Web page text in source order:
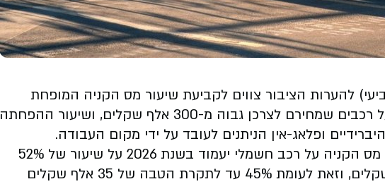
להערות הציבור צווים לקביעת שיעור מס הקניה המופחת
לרכבים חשמליים, מס היוקרה על רכבים שמחירם לצרכן גבוה מ-300 אלף שקלים, ושיעור ההפחתה
ופלאג-אין הניתנים לעובד על ידי מקום העבודה.
בהתאם לצווים שפורסמו, שיעור מס הקניה על רכב חשמלי יעמוד בשנת 2026 על שיעור של 52%
עד לתקרת הטבה של 30 אלף שקלים, וזאת לעומת 45% עד לתקרת הטבה של 35 אלף שקלים